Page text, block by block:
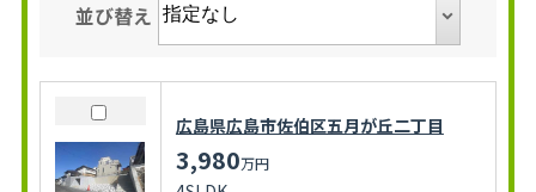
並び替え
広島県広島市佐伯区五月が丘二丁目
3,980万円